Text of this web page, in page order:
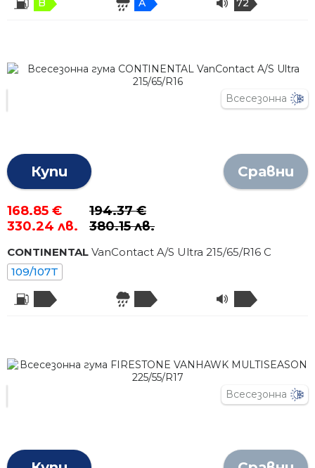
B A 72
Всесезонна
Купи Сравни
168.85 €
330.24 лв.
194.37 €
380.15 лв.
CONTINENTAL VanContact A/S Ultra 215/65/R16 C
109/107T
Всесезонна